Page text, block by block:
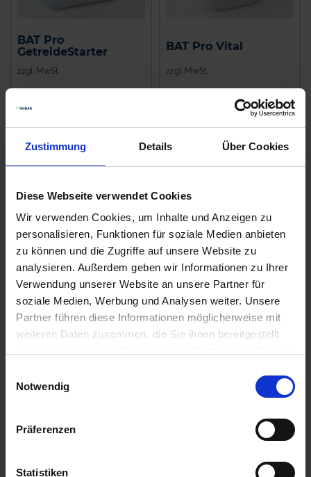
Zustimmung Details Über Cookies
Diese Webseite verwendet Cookies
Wir verwenden Cookies, um Inhalte und Anzeigen zu
personalisieren, Funktionen für soziale Medien anbieten
zu können und die Zugriffe auf unsere Website zu
analysieren. Außerdem geben wir Informationen zu Ihrer
Verwendung unserer Website an unsere Partner für
soziale Medien, Werbung und Analysen weiter. Unsere
Partner führen diese Informationen möglicherweise mit
weiteren Daten zusammen, die Sie ihnen bereitgestellt
Notwendig
Präferenzen
Statistiken
BAT Pro
GetreideStarter
zzgl. MwSt.
6,90 € / l
BAT Pro Vital
zzgl. MwSt.
8,32 € / l
IN DEN
Wuxal K 40
zzgl. MwSt.
BAT Pro Phosphor
Aktiv
zzgl. MwSt.
ZUM PRODUKT